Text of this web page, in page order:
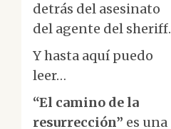
detrás del asesinato
del agente del sheriff.
Y hasta aquí puedo
leer…
“El camino de la
resurrección” es una